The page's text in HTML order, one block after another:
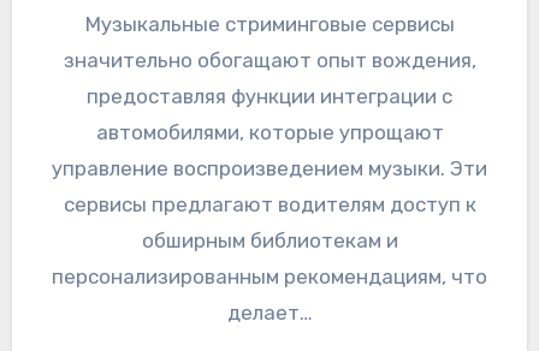
Музыкальные стриминговые сервисы
значительно обогащают опыт вождения,
предоставляя функции интеграции с
автомобилями, которые упрощают
управление воспроизведением музыки. Эти
сервисы предлагают водителям доступ к
обширным библиотекам и
персонализированным рекомендациям, что
делает…